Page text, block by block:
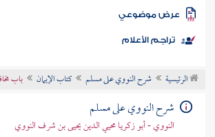
الكتب
موضوعي
تراجم الأعلام
الرئيسية شرح النووي على مسلم كتاب الإيمان باب
شرح النووي على مسلم
النووي - أبو زكريا محيي الدين يحيى بن شرف النووي